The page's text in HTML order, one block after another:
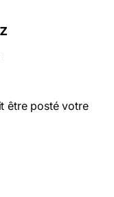
: Les symboles,
à quatre
être posté votre